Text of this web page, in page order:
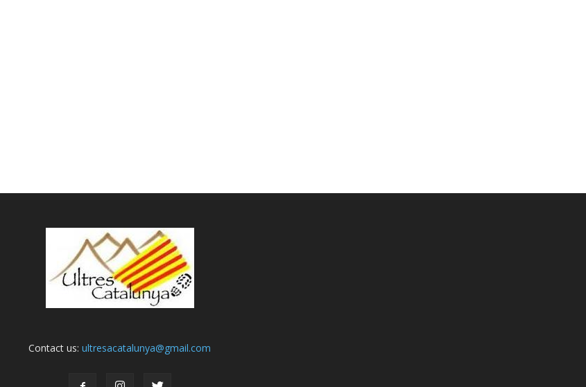
Contact us:ultresacatalunya@gmail.com